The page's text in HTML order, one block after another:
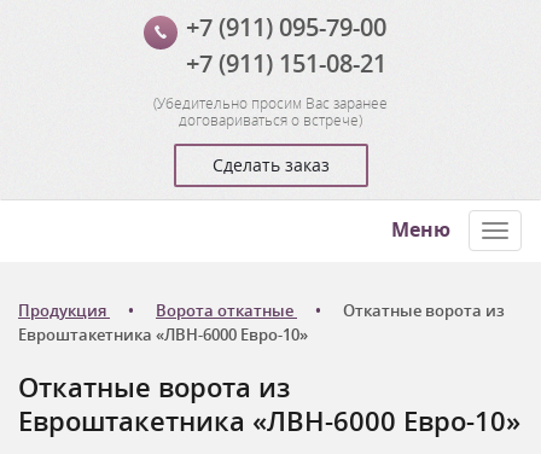
+7 (911) 095-79-00
+7 (911) 151-08-21
(Убедительно просим Вас заранее
договариваться о встрече)
Сделать заказ
Меню
Продукция Ворота откатные
Откатные ворота из
Евроштакетника «ЛВН-6000 Евро-10»
Откатные ворота из
Евроштакетника «ЛВН-6000 Евро-10»